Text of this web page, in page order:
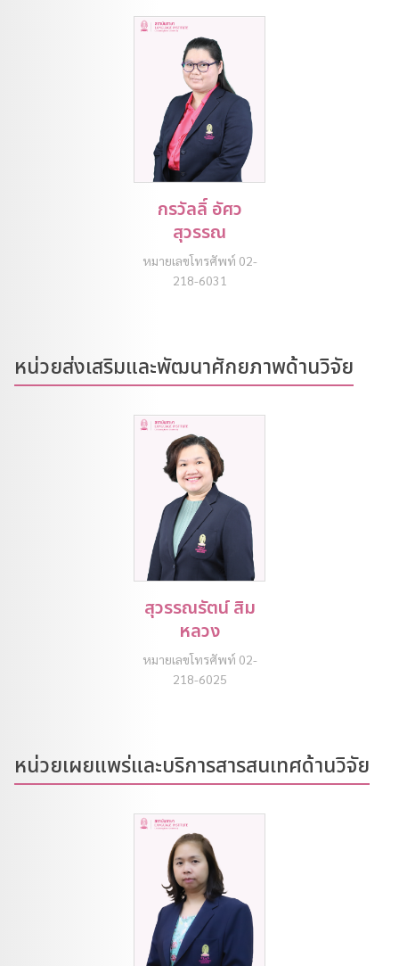
กรวัลลิ์ อัศว
สุวรรณ
หมายเลขโทรศัพท์ 02-
218-6031
หน่วยส่งเสริมและพัฒนาศักยภาพด้านวิจัย
สุวรรณรัตน์ สิม
หลวง
หมายเลขโทรศัพท์ 02-
218-6025
หน่วยเผยแพร่และบริการสารสนเทศด้านวิจัย